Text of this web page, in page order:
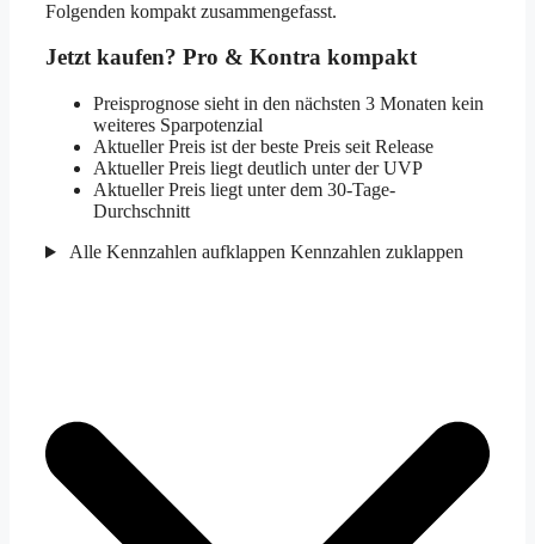
Folgenden kompakt zusammengefasst.
Jetzt kaufen? Pro & Kontra kompakt
Preisprognose sieht in den nächsten 3 Monaten kein
weiteres Sparpotenzial
Aktueller Preis ist der beste Preis seit Release
Aktueller Preis liegt deutlich unter der UVP
Aktueller Preis liegt unter dem 30-Tage-
Durchschnitt
Alle Kennzahlen aufklappen Kennzahlen zuklappen